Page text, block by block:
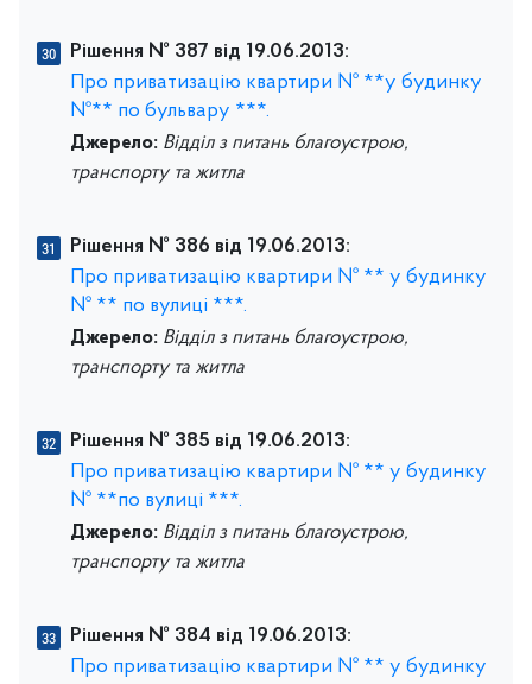
Рішення № 387 від 19.06.2013:
Про приватизацію квартири № **у будинку
№** по бульвару ***.
Джерело: Відділ з питань благоустрою,
транспорту та житла
Рішення № 386 від 19.06.2013:
Про приватизацію квартири № ** у будинку
№ ** по вулиці ***.
Джерело: Відділ з питань благоустрою,
транспорту та житла
Рішення № 385 від 19.06.2013:
Про приватизацію квартири № ** у будинку
№ **по вулиці ***.
Джерело: Відділ з питань благоустрою,
транспорту та житла
Рішення № 384 від 19.06.2013:
Про приватизацію квартири № ** у будинку